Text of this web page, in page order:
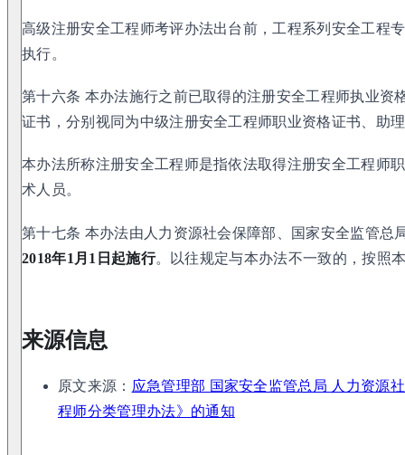
高级注册安全工程师考评办法出台前，工程系列安全工程
执行。
第十六条 本办法施行之前已取得的注册安全工程师执业资
证书，分别视同为中级注册安全工程师职业资格证书、助
本办法所称注册安全工程师是指依法取得注册安全工程师
术人员。
第十七条 本办法由人力资源社会保障部、国家安全监管总
2018年1月1日起施行。以往规定与本办法不一致的，按照
来源信息
原文来源： 应急管理部 国家安全监管总局 人力资源
程师分类管理办法》的通知